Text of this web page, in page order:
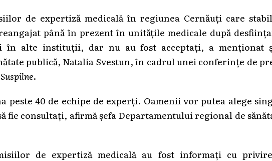
de expertiză medicală în regiunea Cernăuți care
până în prezent în unitățile medicale după
în alte instituții, dar nu au fost acceptați, a menționat
publică, Natalia Svestun, în cadrul unei conferințe de
Suspilne.
40 de echipe de experți. Oamenii vor putea alege
fie consultați, afirmă șefa Departamentului regional de
de expertiză medicală au fost informați cu